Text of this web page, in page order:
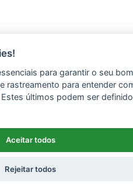
para garantir o seu
rastreamento para entender
últimos podem ser
Aceitar todos
Rejeitar todos